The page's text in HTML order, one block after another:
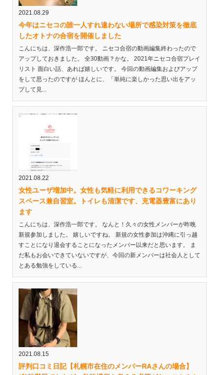
2021.08.29
今年はニセコの誰一人すれ違わない場所で感染対策を徹底
したオトナの合宿を開催しました
こんにちは、深作浩一郎です。 ニセコ合宿の動画編集終わったので
アップしておきました。 全30動画？かな。 2021年ニセコ合宿プレイ
リスト 面白い話、あれば嬉しいです。 今回の動画編集およびアップ
をして思ったのですが ほんとに、「単純に楽しかった思い出をアッ
プして見...
2021.08.22
女性ユーザ増加中。女性も気軽に利用できるコワーキング
スペース兼自習室。トイレも清潔です、充電器豊富にあり
ます
こんにちは、深作浩一郎です。 なんと！久々の女性メンバーが昨晩
新規参加しました。 嬉しいですね。 新規の女性参加は沖縄に引っ越
すことになり退会することになったメンバー以来だと思います。 ま
だ私もお会いできていないですが、今回の新メンバーは社会人として
とある勉強をしている...
2021.08.15
評判口コミ日記【札幌市在住のメンバーRAさんの場合】